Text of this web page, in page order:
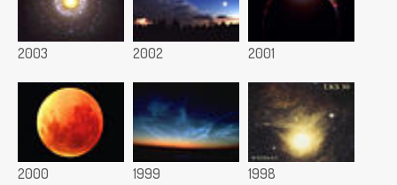
2003 2002 2001
2000 1999 1998